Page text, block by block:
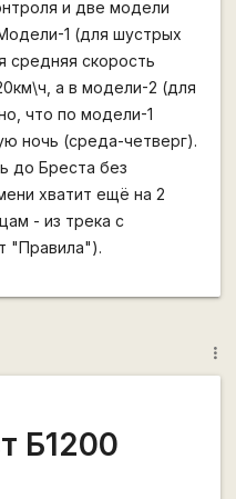
и две модели
1 (для шустрых
средняя скорость
а в модели-2 (для
что по модели-1
ночь (среда-четверг).
до Бреста без
хватит ещё на 2
- из трека с
"Правила").
more_vert
Б1200